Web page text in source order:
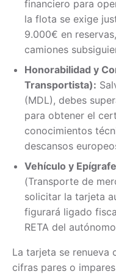
financiero para
la flota se exige
9.000€ en
camiones
Honorabilidad y
Transportista):
(MDL), debes
para obtener el
conocimientos
descansos
Vehículo y
(Transporte de
solicitar la tarjeta
figurará ligado
RETA del
La tarjeta se renueva
cifras pares o